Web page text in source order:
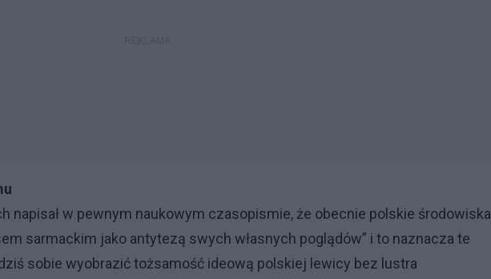
napisał w pewnym naukowym czasopismie, że obecnie polskie środowiska
sarmackim jako antytezą swych własnych poglądów” i to naznacza te
sobie wyobrazić tożsamość ideową polskiej lewicy bez lustra